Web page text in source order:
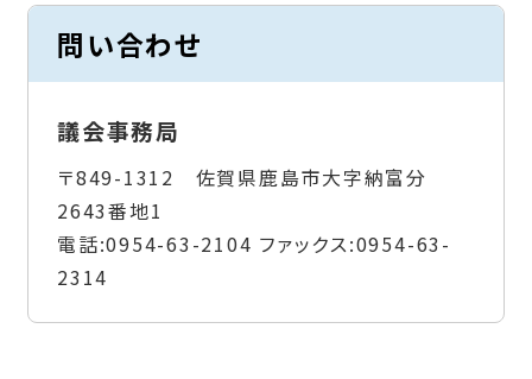
問い合わせ
議会事務局
〒849-1312 佐賀県鹿島市大字納富分
2643番地1
電話:0954-63-2104 ファックス:0954-63-
2314